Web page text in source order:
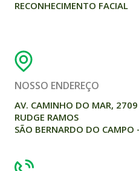
RECONHECIMENTO FACIAL
NOSSO ENDEREÇO
AV. CAMINHO DO MAR, 2709
RUDGE RAMOS
SÃO BERNARDO DO CAMPO